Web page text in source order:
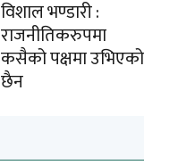
विशाल भण्डारी :
राजनीतिकरुपमा
कसैको पक्षमा उभिएको
छैन